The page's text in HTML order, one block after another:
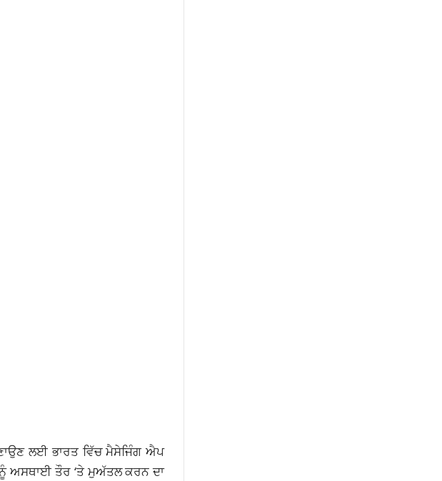
ਲਈ ਭਾਰਤ ਵਿੱਚ ਮੈਸੇਜਿੰਗ ਐਪ
ਨੂੰ ਅਸਥਾਈ ਤੌਰ ‘ਤੇ ਮੁਅੱਤਲ ਕਰਨ ਦਾ